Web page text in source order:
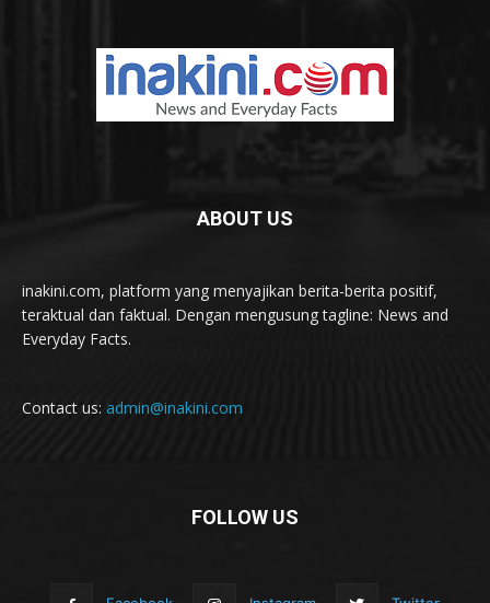
ABOUT US
inakini.com, platform yang menyajikan berita-berita positif,
teraktual dan faktual. Dengan mengusung tagline: News and
Everyday Facts.
Contact us: admin@inakini.com
FOLLOW US